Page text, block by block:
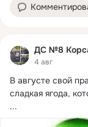
ДС №8
4 авг
В августе свой
сладкая ягода,
...